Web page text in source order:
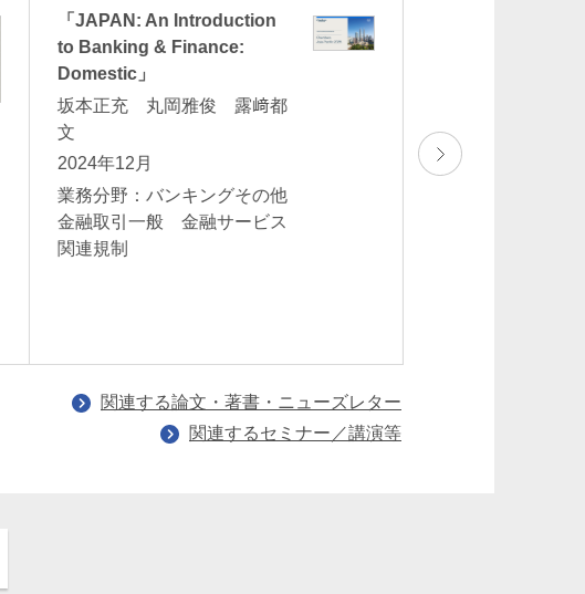
「JAPAN: An Introduction
to Banking & Finance:
Domestic」
坂本正充 丸岡雅俊 露﨑都
文
2024年12月
業務分野：バンキングその他
金融取引一般 金融サービス
関連規制
後藤出 池辺健
2024年10月3日(木)
関連する論文・著書・ニューズレター
関連するセミナー／講演等